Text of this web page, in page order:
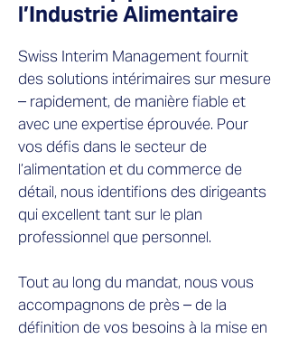
l’Industrie Alimentaire
Swiss Interim Management fournit
des solutions intérimaires sur mesure
– rapidement, de manière fiable et
avec une expertise éprouvée. Pour
vos défis dans le secteur de
l’alimentation et du commerce de
détail, nous identifions des dirigeants
qui excellent tant sur le plan
professionnel que personnel.
Tout au long du mandat, nous vous
accompagnons de près – de la
définition de vos besoins à la mise en